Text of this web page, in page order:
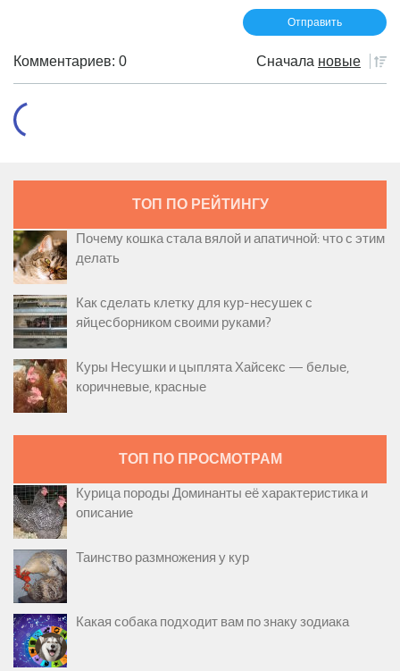
Комментариев: 0 Сначала новые
ТОП ПО РЕЙТИНГУ
Почему кошка стала вялой и апатичной: что с этим
делать
Как сделать клетку для кур-несушек с
яйцесборником своими руками?
Куры Несушки и цыплята Хайсекс — белые,
коричневые, красные
ТОП ПО ПРОСМОТРАМ
Курица породы Доминанты её характеристика и
описание
Таинство размножения у кур
Какая собака подходит вам по знаку зодиака